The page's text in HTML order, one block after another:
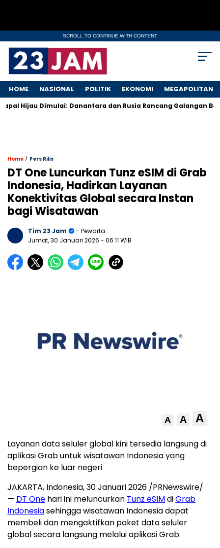
SCROLL TO CONTINUE WITH CONTENT
HOME NASIONAL POLITIK EKONOMI MEGAPOLITAN
Hijau Dimulai: Danantara dan Rusia Rancang Galangan Bersih
Home / Pers Rilis
DT One Luncurkan Tunz eSIM di Grab
Indonesia, Hadirkan Layanan
Konektivitas Global secara Instan
bagi Wisatawan
Tim 23 Jam
- Pewarta
Jumat, 30 Januari 2026 - 06:11 WIB
A A A
Layanan data seluler global kini tersedia langsung di
aplikasi Grab untuk wisatawan Indonesia yang
bepergian ke luar negeri
JAKARTA, Indonesia,30 Januari 2026 /PRNewswire/
— DT One hari ini meluncurkan Tunz eSIMdiGrab
Indonesiasehingga wisatawan Indonesia dapat
membeli dan mengaktifkan paket data seluler
global secara langsung melalui aplikasi Grab.